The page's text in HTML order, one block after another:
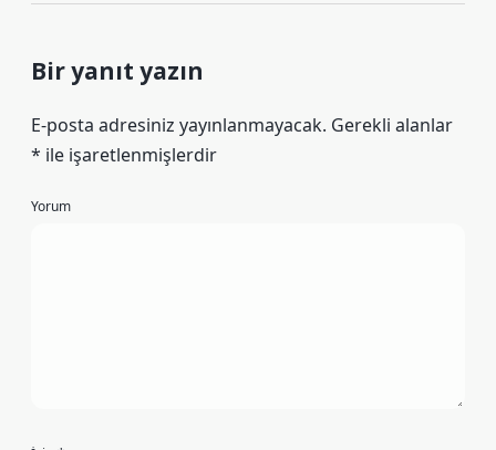
Bir yanıt yazın
E-posta adresiniz yayınlanmayacak. Gerekli alanlar
* ile işaretlenmişlerdir
Yorum